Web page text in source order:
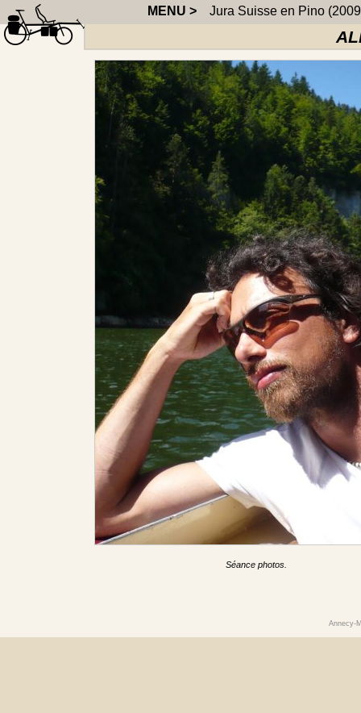
MENU > Jura Suisse en Pino
Séance photos.
Annecy-